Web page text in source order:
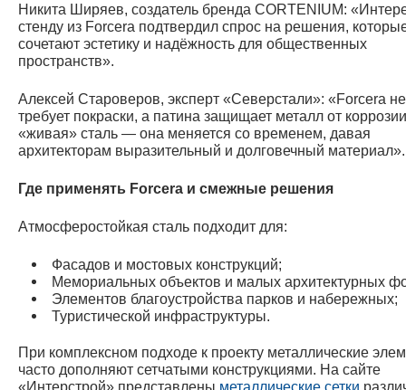
Никита Ширяев, создатель бренда CORTENIUM:
стенду из Forcera подтвердил спрос на решения,
сочетают эстетику и надёжность для общественных
пространств».
Алексей Староверов, эксперт «Северстали»: «Forcera не
требует покраски, а патина защищает металл от
«живая» сталь — она меняется со временем, давая
архитекторам выразительный и долговечный материал».
Где применять Forcera и смежные решения
Атмосферостойкая сталь подходит для:
Фасадов и мостовых конструкций;
Мемориальных объектов и малых архитектурных
Элементов благоустройства парков и набережных;
Туристической инфраструктуры.
При комплексном подходе к проекту металлические
часто дополняют сетчатыми конструкциями. На сайте
«Интерстрой» представлены металлические сетки